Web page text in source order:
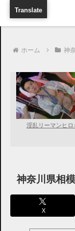
ホーム 神
淫乱リーマンヒロ
神奈川県相
X
Translate